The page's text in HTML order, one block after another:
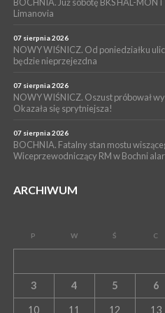
magistratu
BOCHNIA. Już sobotę BKS HAL-
Limanovia
07 sierpnia 2026
NOWY WIŚNICZ. Od poniedziałku
będzie nieprzejezdna
07 sierpnia 2026
NOWY WIŚNICZ. Oszust próbował
Okazała się sprytniejsza!
07 sierpnia 2026
BOCHNIA. Fatalny stan mostu
Wiceprzewodniczący RM w Bochni
ARCHIWUM
P W Ś C
3 4 5 6
10 11 12 13